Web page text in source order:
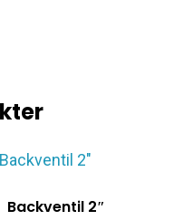
Backventil 2″